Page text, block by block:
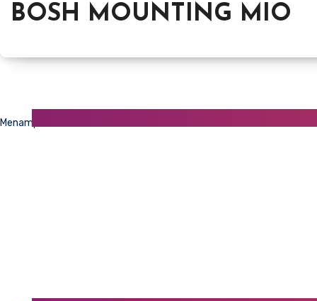
BOSH MOUNTING MIO
Menampilkan semua 17 hasil